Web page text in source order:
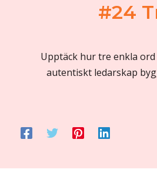
#24
Upptäck hur tre enkla
autentiskt ledarskap